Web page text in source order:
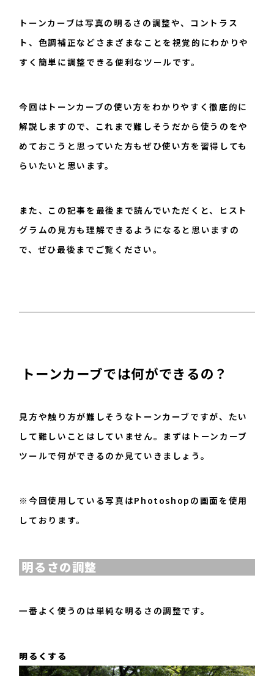
トーンカーブは写真の明るさの調整や、コントラス
ト、色調補正などさまざまなことを視覚的にわかりや
すく簡単に調整できる便利なツールです。
今回はトーンカーブの使い方をわかりやすく徹底的に
解説しますので、これまで難しそうだから使うのをや
めておこうと思っていた方もぜひ使い方を習得しても
らいたいと思います。
また、この記事を最後まで読んでいただくと、ヒスト
グラムの見方も理解できるようになると思いますの
で、ぜひ最後までご覧ください。
トーンカーブでは何ができるの？
見方や触り方が難しそうなトーンカーブですが、たい
して難しいことはしていません。まずはトーンカーブ
ツールで何ができるのか見ていきましょう。
※今回使用している写真はPhotoshopの画面を使用
しております。
明るさの調整
一番よく使うのは単純な明るさの調整です。
明るくする